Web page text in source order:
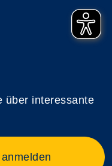
über interessante